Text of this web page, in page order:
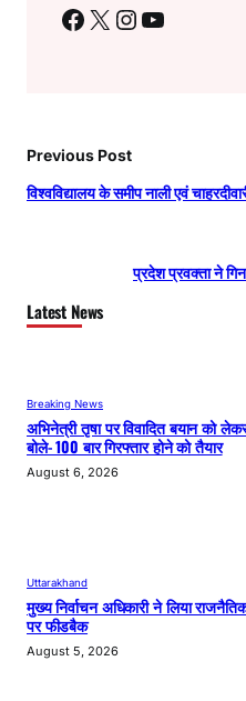
Facebook X Instagram YouTube
Previous Post
विश्वविद्यालय के समीप नाली एवं
प्रदेश प्रवक्ता ने
Latest News
Breaking News
अभिनेत्री तृषा पर विवादित बयान को
बोले- 100 बार गिरफ्तार होने को तैयार
August 6, 2026
Uttarakhand
मुख्य निर्वाचन अधिकारी ने लिया
पर फीडबैक
August 5, 2026